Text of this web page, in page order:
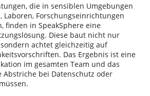
die in sensiblen Umgebungen
Laboren, Forschungseinrichtungen
finden in SpeakSphere eine
Diese baut nicht nur
achtet gleichzeitig auf
Das Ergebnis ist eine
im gesamten Team und das
Abstriche bei Datenschutz oder